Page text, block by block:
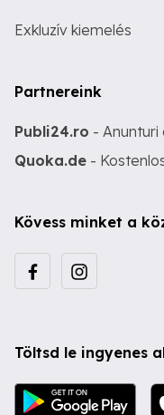
Exkluzív kiemelés
Partnereink
Publi24.ro -
Quoka.de -
Kövess minket a
Töltsd le ingyenes